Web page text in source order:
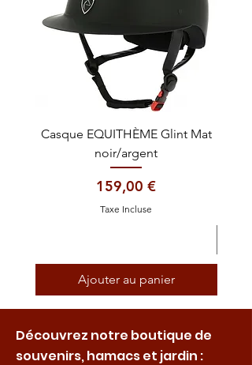
Casque EQUITHÈME Glint Mat
noir/argent
Prix
159,00 €
Taxe Incluse
Ajouter au panier
Découvrez notre boutique de
souvenirs, hamacs et jardin :